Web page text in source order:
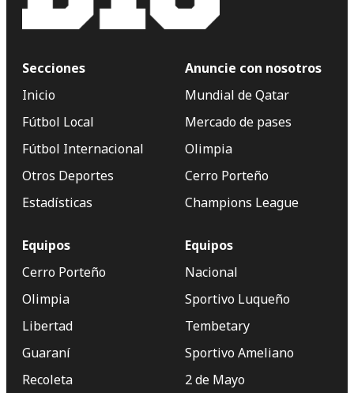
Secciones
Inicio
Fútbol Local
Fútbol Internacional
Otros Deportes
Estadísticas
Anuncie con nosotros
Mundial de Qatar
Mercado de pases
Olimpia
Cerro Porteño
Champions League
Equipos
Cerro Porteño
Olimpia
Libertad
Guaraní
Recoleta
Equipos
Nacional
Sportivo Luqueño
Tembetary
Sportivo Ameliano
2 de Mayo